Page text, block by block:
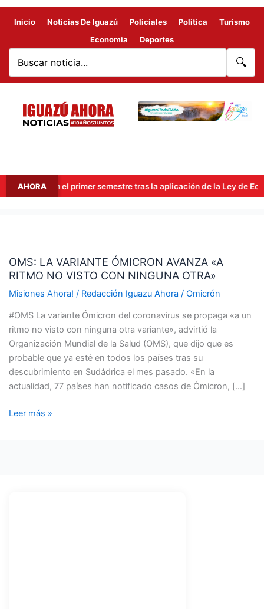
Inicio Noticias De Iguazú Policiales Politica
Turismo
Economia
Deportes
🔍
AHORA
en el primer semestre tras la aplicación de la Ley de
OMS: LA VARIANTE ÓMICRON AVANZA «A
RITMO NO VISTO CON NINGUNA OTRA»
Misiones Ahora! / Redacción Iguazu Ahora / Omicrón
#OMS La variante Ómicron del coronavirus se propaga «a un
ritmo no visto con ninguna otra variante», advirtió la
Organización Mundial de la Salud (OMS), que dijo que es
probable que ya esté en todos los países tras su
descubrimiento en Sudádrica el mes pasado. «En la
actualidad, 77 países han notificado casos de Ómicron, […]
VARIANTE
ÓMICRON
AVANZA
RITMO
NO
VISTO
CON
NINGUNA
OTRA»
Leer más »